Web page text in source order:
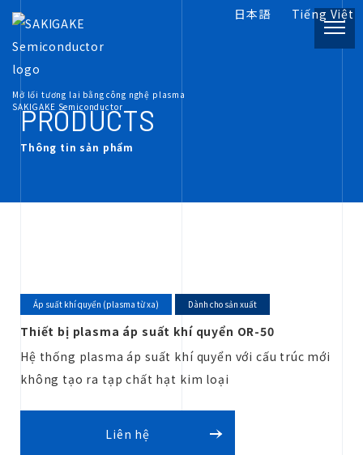
日本語 Tiếng Việt
Mở lối tương lai bằng công nghệ plasma
SAKIGAKE Semiconductor
PRODUCT
Thông tin sản phẩm
INFORMATION
RECRUIT
PRODUCTS
Thông tin sản phẩm
Áp suất khí quyển (plasma từ xa) Dành cho sản xuất
Thiết bị plasma áp suất khí quyển OR-50
Hệ thống plasma áp suất khí quyển với cấu trúc mới
không tạo ra tạp chất hạt kim loại
Liên hệ